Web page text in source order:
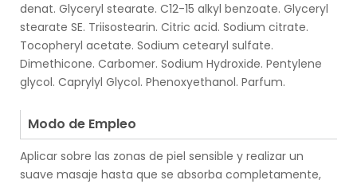
denat. Glyceryl stearate. C12-15 alkyl benzoate. Glyceryl
stearate SE. Triisostearin. Citric acid. Sodium citrate.
Tocopheryl acetate. Sodium cetearyl sulfate.
Dimethicone. Carbomer. Sodium Hydroxide. Pentylene
glycol. Caprylyl Glycol. Phenoxyethanol. Parfum.
Modo de Empleo
Aplicar sobre las zonas de piel sensible y realizar un
suave masaje hasta que se absorba completamente,